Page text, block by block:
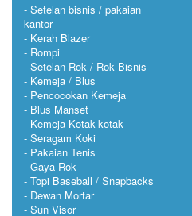
Setelan bisnis / pakaian
kantor
Kerah Blazer
Rompi
Setelan Rok / Rok Bisnis
Kemeja / Blus
Pencocokan Kemeja
Blus Manset
Kemeja Kotak-kotak
Seragam Koki
Pakaian Tenis
Gaya Rok
Topi Baseball / Snapbacks
Dewan Mortar
Sun Visor